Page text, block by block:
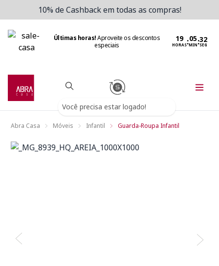
10% de Cashback em todas as compras!
Últimas horas!Aproveite os descontos
especiais
HORAS:MIN:SEG
Você precisa estar logado!
Abra Casa Móveis Infantil Guarda-Roupa Infantil